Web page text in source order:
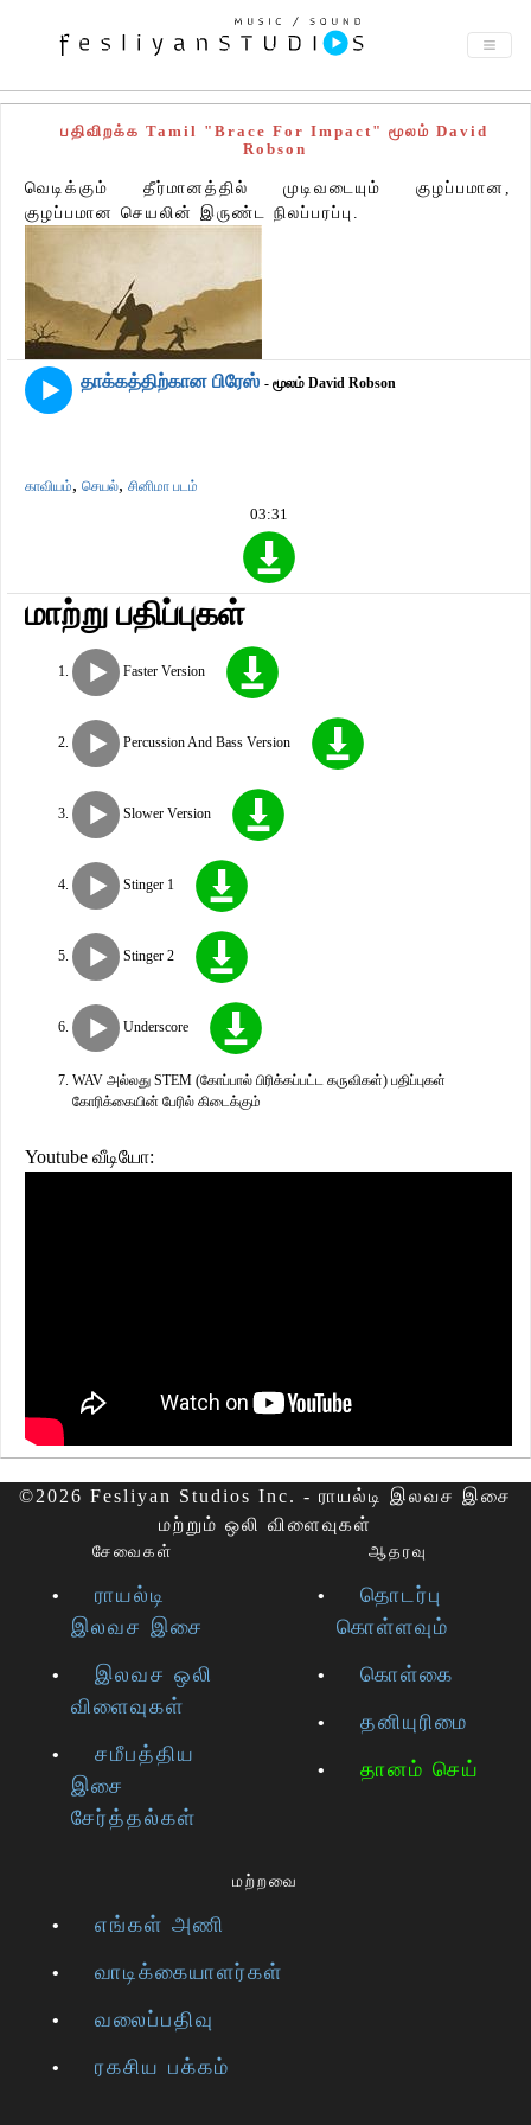
பதிவிறக்க Tamil "Brace For Impact" மூலம் David
Robson
வெடிக்கும் தீர்மானத்தில் முடிவடையும் குழப்பமான,
குழப்பமான செயலின் இருண்ட நிலப்பரப்பு.
தாக்கத்திற்கான பிரேஸ் - மூலம் David Robson
காவியம், செயல், சினிமா படம்
03:31
மாற்று பதிப்புகள்
Faster Version
Percussion And Bass Version
Slower Version
Stinger 1
Stinger 2
Underscore
WAV அல்லது STEM (கோப்பால் பிரிக்கப்பட்ட கருவிகள்) பதிப்புகள்
கோரிக்கையின் பேரில் கிடைக்கும்
Youtube வீடியோ:
©2026 Fesliyan Studios Inc. - ராயல்டி இலவச இசை
மற்றும் ஒலி விளைவுகள்
சேவைகள்
ராயல்டி
இலவச இசை
இலவச ஒலி
விளைவுகள்
சமீபத்திய
இசை
சேர்த்தல்கள்
ஆதரவு
தொடர்பு
கொள்ளவும்
கொள்கை
தனியுரிமை
தானம் செய்
மற்றவை
எங்கள் அணி
வாடிக்கையாளர்கள்
வலைப்பதிவு
ரகசிய பக்கம்